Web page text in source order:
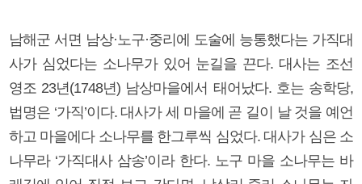
남해군 서면 남상·노구·중리에 도술에 능통했다는 가직대
사가 심었다는 소나무가 있어 눈길을 끈다. 대사는 조선
영조 23년(1748년) 남상마을에서 태어났다. 호는 송학당,
법명은 ‘가직’이다. 대사가 세 마을에 곧 길이 날 것을 예언
하고 마을에다 소나무를 한그루씩 심었다. 대사가 심은 소
나무라 ‘가직대사 삼송’이라 한다. 노구 마을 소나무는 바